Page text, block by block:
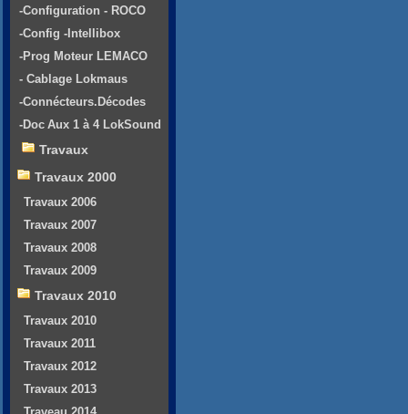
-Configuration - ROCO
-Config -Intellibox
-Prog Moteur LEMACO
- Cablage Lokmaus
-Connécteurs.Décodes
-Doc Aux 1 à 4 LokSound
Travaux
Travaux 2000
Travaux 2006
Travaux 2007
Travaux 2008
Travaux 2009
Travaux 2010
Travaux 2010
Travaux 2011
Travaux 2012
Travaux 2013